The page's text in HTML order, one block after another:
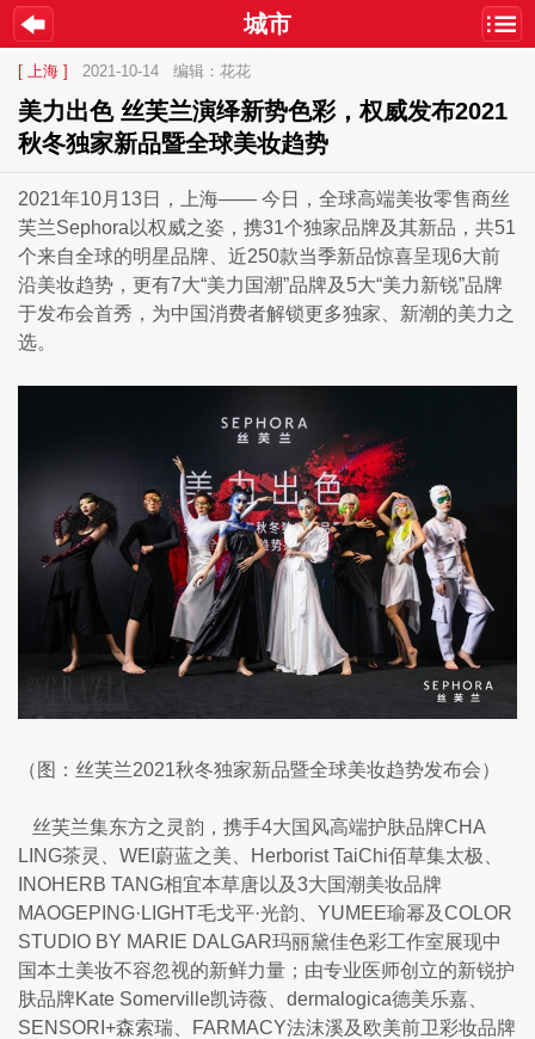
城市
[ 上海 ] 2021-10-14 编辑：花花
美力出色 丝芙兰演绎新势色彩，权威发布2021
秋冬独家新品暨全球美妆趋势
2021年10月13日，上海—— 今日，全球高端美妆零售商丝
芙兰Sephora以权威之姿，携31个独家品牌及其新品，共51
个来自全球的明星品牌、近250款当季新品惊喜呈现6大前
沿美妆趋势，更有7大“美力国潮”品牌及5大“美力新锐”品牌
于发布会首秀，为中国消费者解锁更多独家、新潮的美力之
选。
（图：丝芙兰2021秋冬独家新品暨全球美妆趋势发布会）
   丝芙兰集东方之灵韵，携手4大国风高端护肤品牌CHA
LING茶灵、WEI蔚蓝之美、Herborist TaiChi佰草集太极、
INOHERB TANG相宜本草唐以及3大国潮美妆品牌
MAOGEPING·LIGHT毛戈平·光韵、YUMEE瑜幂及COLOR
STUDIO BY MARIE DALGAR玛丽黛佳色彩工作室展现中
国本土美妆不容忽视的新鲜力量；由专业医师创立的新锐护
肤品牌Kate Somerville凯诗薇、dermalogica德美乐嘉、
SENSORI+森索瑞、FARMACY法沫溪及欧美前卫彩妆品牌